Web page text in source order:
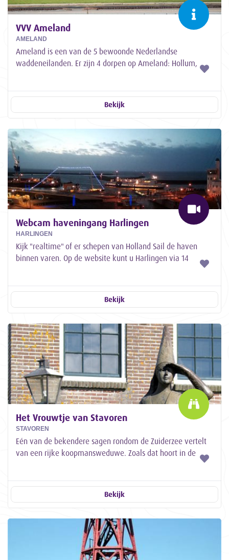
VVV Ameland
AMELAND
Ameland is een van de 5 bewoonde Nederlandse
waddeneilanden. Er zijn 4 dorpen op Ameland: Hollum,
Bekijk
Webcam haveningang Harlingen
HARLINGEN
Kijk "realtime" of er schepen van Holland Sail de haven
binnen varen. Op de website kunt u Harlingen via 14
Bekijk
Het Vrouwtje van Stavoren
STAVOREN
Eén van de bekendere sagen rondom de Zuiderzee vertelt
van een rijke koopmansweduwe. Zoals dat hoort in de
Bekijk